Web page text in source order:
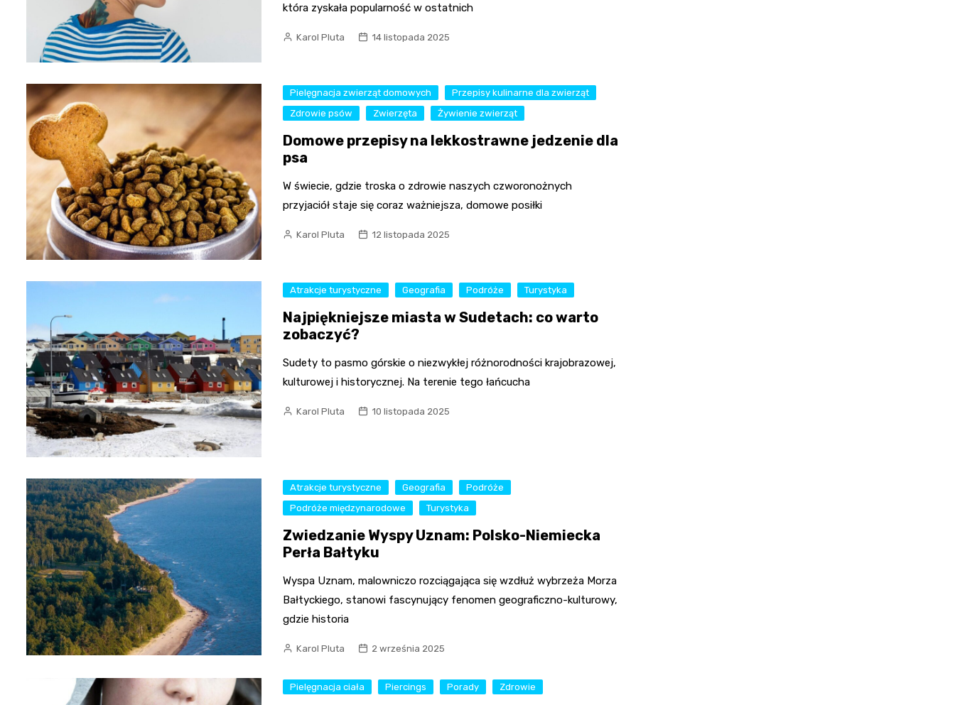
która zyskała popularność w ostatnich
Karol Pluta 14 listopada 2025
Pielęgnacja zwierząt domowych
Przepisy kulinarne dla zwierząt
Zdrowie psów
Zwierzęta Żywienie zwierząt
Domowe przepisy na lekkostrawne jedzenie dla
psa
W świecie, gdzie troska o zdrowie naszych czworonożnych
przyjaciół staje się coraz ważniejsza, domowe posiłki
Karol Pluta 12 listopada 2025
Atrakcje turystyczne Geografia Podróże Turystyka
Najpiękniejsze miasta w Sudetach: co warto
zobaczyć?
Sudety to pasmo górskie o niezwykłej różnorodności krajobrazowej,
kulturowej i historycznej. Na terenie tego łańcucha
Karol Pluta 10 listopada 2025
Atrakcje turystyczne Geografia
Podróże
Podróże międzynarodowe
Turystyka
Zwiedzanie Wyspy Uznam: Polsko-Niemiecka
Perła Bałtyku
Wyspa Uznam, malowniczo rozciągająca się wzdłuż wybrzeża Morza
Bałtyckiego, stanowi fascynujący fenomen geograficzno-kulturowy,
gdzie historia
Karol Pluta 2 września 2025
Pielęgnacja ciała Piercings Porady Zdrowie